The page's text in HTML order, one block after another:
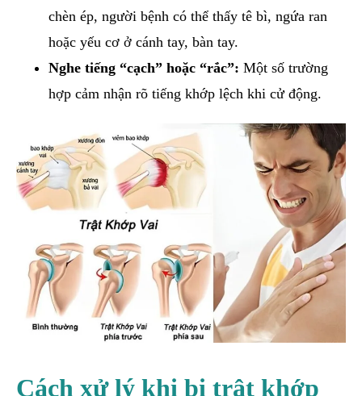
chèn ép, người bệnh có thể thấy tê bì, ngứa ran
hoặc yếu cơ ở cánh tay, bàn tay.
Nghe tiếng “cạch” hoặc “rắc”: Một số trường
hợp cảm nhận rõ tiếng khớp lệch khi cử động.
Cách xử lý khi bị trật khớp